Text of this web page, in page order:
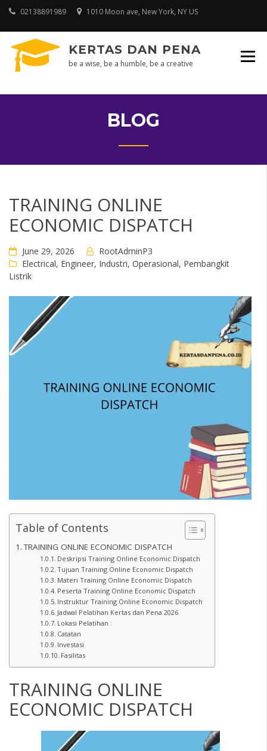
Skip
content
02138891989 1010 Moon ave, New York, NY US
KERTAS DAN PENA
be a wise, be a humble, be a creative
BLOG
TRAINING ONLINE
ECONOMIC DISPATCH
June 29, 2026
RootAdminP3
Electrical, Engineer, Industri, Operasional, Pembangkit
Listrik
Table of Contents
TRAINING ONLINE ECONOMIC DISPATCH
Deskripsi Training Online Economic Dispatch
Tujuan Training Online Economic Dispatch
Materi Training Online Economic Dispatch
Peserta Training Online Economic Dispatch
Instruktur Training Online Economic Dispatch
Jadwal Pelatihan Kertas dan Pena 2026
Lokasi Pelatihan :
Catatan
Investasi
Fasilitas
TRAINING ONLINE
ECONOMIC DISPATCH